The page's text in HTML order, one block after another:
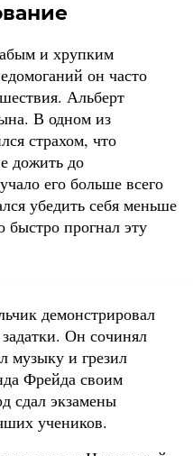
и хрупким
он часто
Альберт
В одном из
страхом, что
дожить до
его больше всего
убедить себя меньше
быстро прогнал эту
демонстрировал
Он сочинял
музыку и грезил
Фрейда своим
сдал экзамены
учеников.